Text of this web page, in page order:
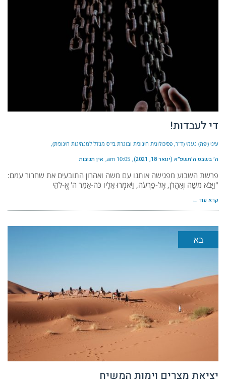
די לעבדות!
עיני (יפה) נעמי (ד"ר, פסיכולוגית חינוכית ובוגרת בי"ס מנדל למנהיגות חינוכית)
ה׳ בשבט ה׳תשפ״א (ינואר 18, 2021) 10:05 am אין תגובות
פרשת השבוע מפגישה אותנו עם משה ואהרון התובעים את שחרור עמם:
"וַיָּבֹא מֹשֶׁה וְאַהֲרֹן, אֶל-פַּרְעֹה, וַיֹּאמְרוּ אֵלָיו כֹּה-אָמַר ה' אֱ-לֹהֵי
קרא עוד ←
בא
יציאת מצרים וימות המשיח